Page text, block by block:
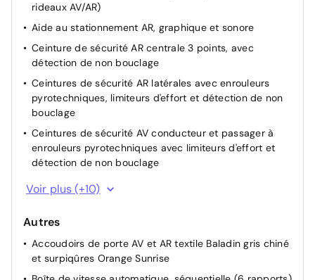
indicateur de direction à lampe
Jantes tôle 16" avec enjoliveurs MONTI Gris Eclat avec
vernis brillant & noir grainé
Jupes AR inférieure noir grainé
Jupes AR supérieure noir grainé
Lécheurs de vitres Noir mat
à LED 3 griffes
Vitres latérales AR et lunette AR chauffante temporisée
rideaux AV/AR)
Aide au stationnement AR, graphique et sonore
Ceinture de sécurité AR centrale 3 points, avec
détection de non bouclage
Ceintures de sécurité AR latérales avec enrouleurs
pyrotechniques, limiteurs d'effort et détection de non
bouclage
Ceintures de sécurité AV conducteur et passager à
enrouleurs pyrotechniques avec limiteurs d'effort et
détection de non bouclage
Console basse avec frein de stationnement mécanique
Direction assistée électrique
ESP Déconnectable avec aide au démarrage en pente
Fixations ISOFIX et Top Tether aux places latérales AR
Voir plus (+10)
Autres
Accoudoirs de porte AV et AR textile Baladin gris chiné
et surpiqûres Orange Sunrise